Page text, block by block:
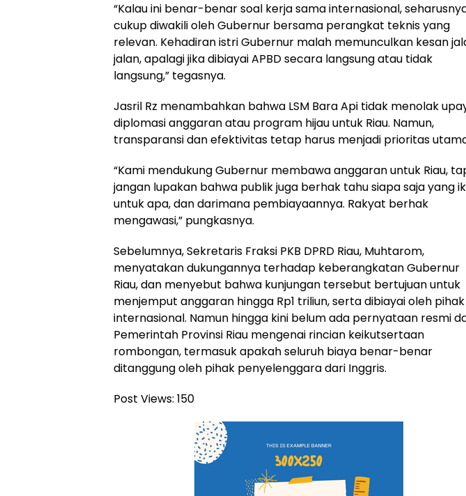
“Kalau ini benar-benar soal kerja sama internasional,
cukup diwakili oleh Gubernur bersama perangkat teknis yang
relevan. Kehadiran istri Gubernur malah memunculkan kesan
jalan, apalagi jika dibiayai APBD secara langsung atau tidak
langsung,” tegasnya.
Jasril Rz menambahkan bahwa LSM Bara Api tidak menolak
diplomasi anggaran atau program hijau untuk Riau. Namun,
transparansi dan efektivitas tetap harus menjadi prioritas
“Kami mendukung Gubernur membawa anggaran untuk Riau,
jangan lupakan bahwa publik juga berhak tahu siapa saja yang
untuk apa, dan darimana pembiayaannya. Rakyat berhak
mengawasi,” pungkasnya.
Sebelumnya, Sekretaris Fraksi PKB DPRD Riau, Muhtarom,
menyatakan dukungannya terhadap keberangkatan Gubernur
Riau, dan menyebut bahwa kunjungan tersebut bertujuan untuk
menjemput anggaran hingga Rp1 triliun, serta dibiayai oleh pihak
internasional. Namun hingga kini belum ada pernyataan resmi
Pemerintah Provinsi Riau mengenai rincian keikutsertaan
rombongan, termasuk apakah seluruh biaya benar-benar
ditanggung oleh pihak penyelenggara dari Inggris.
Post Views: 150